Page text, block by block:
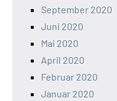
September 2020
Juni 2020
Mai 2020
April 2020
Februar 2020
Januar 2020